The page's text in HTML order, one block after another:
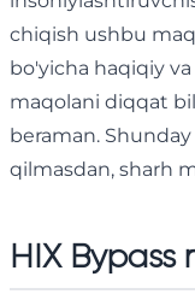
chiqish ushbu
bo'yicha haqiqiy
maqolani diqqat
beraman.
qilmasdan, sharh
HIX Bypass